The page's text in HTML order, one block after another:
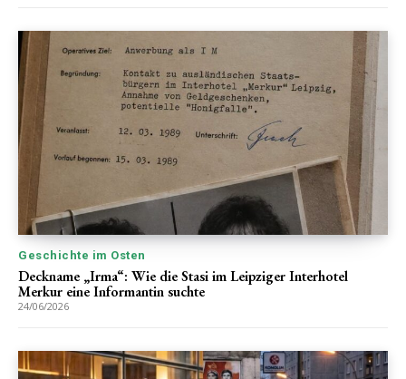
Geschichte im Osten
Deckname „Irma“: Wie die Stasi im Leipziger Interhotel
Merkur eine Informantin suchte
24/06/2026